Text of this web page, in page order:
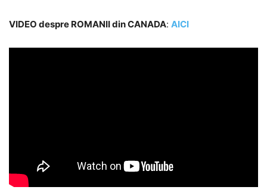
VIDEO despre ROMANII din CANADA: AICI